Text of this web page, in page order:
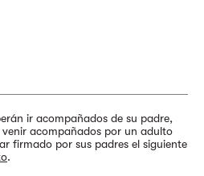
ir acompañados de su padre,
acompañados por un adulto
firmado por sus padres el siguiente
.